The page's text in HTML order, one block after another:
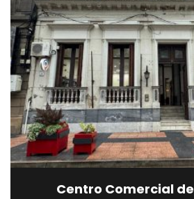
Centro Comercial